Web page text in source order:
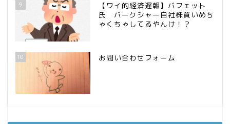
9
【ワイ的経済遅報】バフェット
氏 バークシャー自社株買いめち
ゃくちゃしてるやんけ！？
10 お問い合わせフォーム